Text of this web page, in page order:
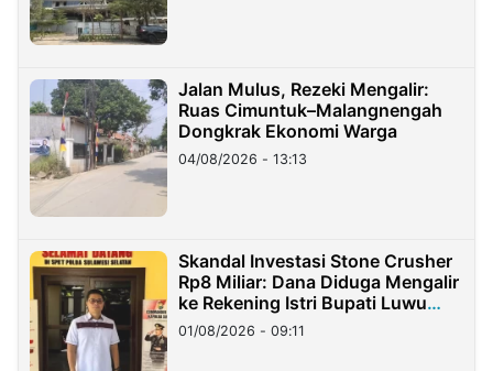
Jalan Mulus, Rezeki Mengalir:
Ruas Cimuntuk–Malangnengah
Dongkrak Ekonomi Warga
04/08/2026 - 13:13
Skandal Investasi Stone Crusher
Rp8 Miliar: Dana Diduga Mengalir
ke Rekening Istri Bupati Luwu
Timur
01/08/2026 - 09:11